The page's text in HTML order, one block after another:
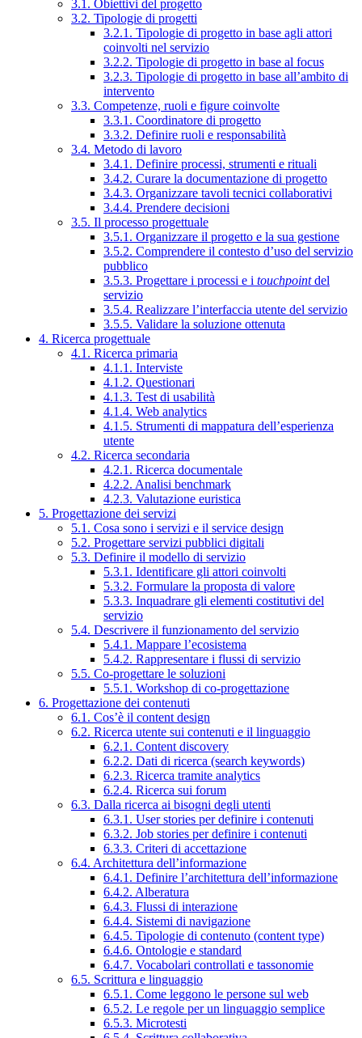
3.1. Obiettivi del progetto
3.2. Tipologie di progetti
3.2.1. Tipologie di progetto in base agli attori
coinvolti nel servizio
3.2.2. Tipologie di progetto in base al focus
3.2.3. Tipologie di progetto in base all’ambito di
intervento
3.3. Competenze, ruoli e figure coinvolte
3.3.1. Coordinatore di progetto
3.3.2. Definire ruoli e responsabilità
3.4. Metodo di lavoro
3.4.1. Definire processi, strumenti e rituali
3.4.2. Curare la documentazione di progetto
3.4.3. Organizzare tavoli tecnici collaborativi
3.4.4. Prendere decisioni
3.5. Il processo progettuale
3.5.1. Organizzare il progetto e la sua gestione
3.5.2. Comprendere il contesto d’uso del servizio
pubblico
3.5.3. Progettare i processi e i touchpointdel
servizio
3.5.4. Realizzare l’interfaccia utente del servizio
3.5.5. Validare la soluzione ottenuta
4. Ricerca progettuale
4.1. Ricerca primaria
4.1.1. Interviste
4.1.2. Questionari
4.1.3. Test di usabilità
4.1.4. Web analytics
4.1.5. Strumenti di mappatura dell’esperienza
utente
4.2. Ricerca secondaria
4.2.1. Ricerca documentale
4.2.2. Analisi benchmark
4.2.3. Valutazione euristica
5. Progettazione dei servizi
5.1. Cosa sono i servizi e il service design
5.2. Progettare servizi pubblici digitali
5.3. Definire il modello di servizio
5.3.1. Identificare gli attori coinvolti
5.3.2. Formulare la proposta di valore
5.3.3. Inquadrare gli elementi costitutivi del
servizio
5.4. Descrivere il funzionamento del servizio
5.4.1. Mappare l’ecosistema
5.4.2. Rappresentare i flussi di servizio
5.5. Co-progettare le soluzioni
5.5.1. Workshop di co-progettazione
6. Progettazione dei contenuti
6.1. Cos’è il content design
6.2. Ricerca utente sui contenuti e il linguaggio
6.2.1. Content discovery
6.2.2. Dati di ricerca (search keywords)
6.2.3. Ricerca tramite analytics
6.2.4. Ricerca sui forum
6.3. Dalla ricerca ai bisogni degli utenti
6.3.1. User stories per definire i contenuti
6.3.2. Job stories per definire i contenuti
6.3.3. Criteri di accettazione
6.4. Architettura dell’informazione
6.4.1. Definire l’architettura dell’informazione
6.4.2. Alberatura
6.4.3. Flussi di interazione
6.4.4. Sistemi di navigazione
6.4.5. Tipologie di contenuto (content type)
6.4.6. Ontologie e standard
6.4.7. Vocabolari controllati e tassonomie
6.5. Scrittura e linguaggio
6.5.1. Come leggono le persone sul web
6.5.2. Le regole per un linguaggio semplice
6.5.3. Microtesti